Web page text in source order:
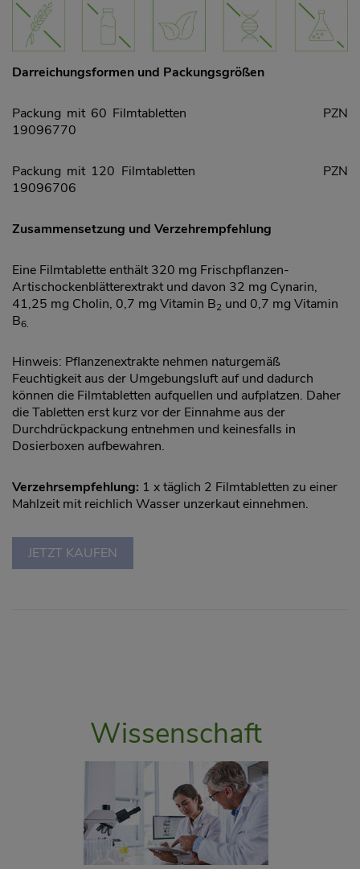
Darreichungsformen und Packungsgrößen
Packung mit 60 Filmtabletten PZN
19096770
Packung mit 120 Filmtabletten PZN
19096706
Zusammensetzung und Verzehrempfehlung
Eine Filmtablette enthält 320 mg Frischpflanzen-
Artischockenblätterextrakt und davon 32 mg Cynarin,
41,25 mg Cholin, 0,7 mg Vitamin B2 und 0,7 mg Vitamin
B6.
Hinweis: Pflanzenextrakte nehmen naturgemäß
Feuchtigkeit aus der Umgebungsluft auf und dadurch
können die Filmtabletten aufquellen und aufplatzen. Daher
die Tabletten erst kurz vor der Einnahme aus der
Durchdrückpackung entnehmen und keinesfalls in
Dosierboxen aufbewahren.
Verzehrsempfehlung: 1 x täglich 2 Filmtabletten zu einer
Mahlzeit mit reichlich Wasser unzerkaut einnehmen.
JETZT KAUFEN
Wissenschaft